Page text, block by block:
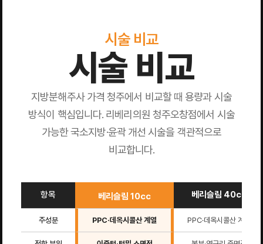
시술 비교
시술 비교
지방분해주사 가격 청주에서 비교할 때 용량과 시술
방식이 핵심입니다. 리베리의원 청주오창점에서 시술
가능한 국소지방·윤곽 개선 시술을 객관적으로
비교합니다.
항목 베리슬림 10cc 베리슬림 40cc
주성분 PPC·데옥시콜산 계열 PPC·데옥시콜산 계열